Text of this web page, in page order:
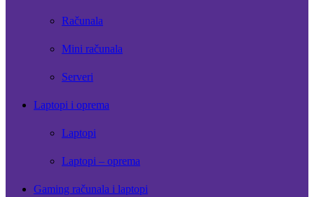
Računala
Mini računala
Serveri
Laptopi i oprema
Laptopi
Laptopi – oprema
Gaming računala i laptopi